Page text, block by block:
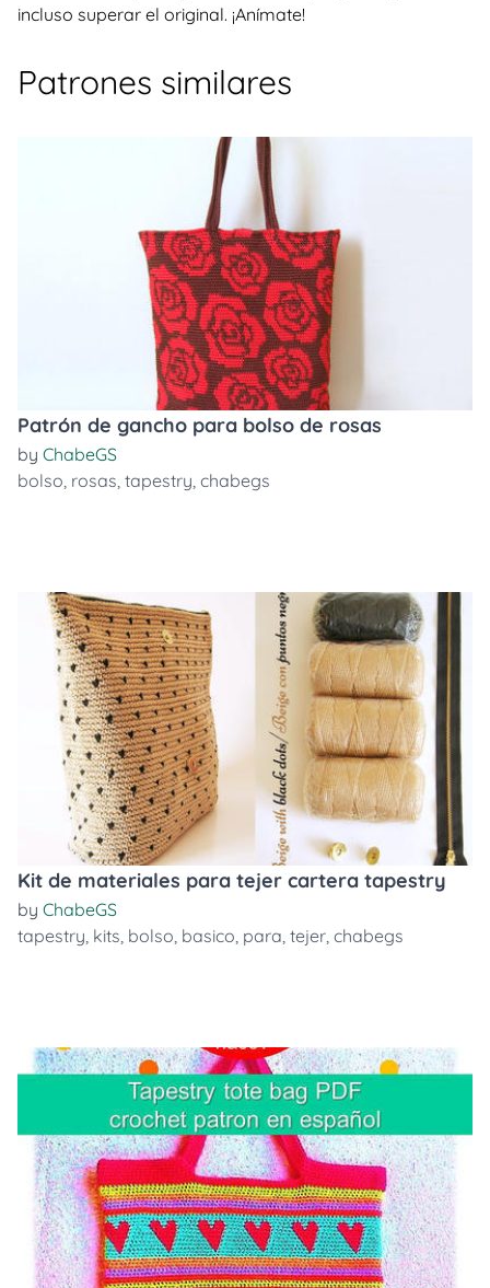
incluso superar el original. ¡Anímate!
Patrones similares
Patrón de gancho para bolso de rosas
by ChabeGS
bolso, rosas, tapestry, chabegs
Kit de materiales para tejer cartera tapestry
by ChabeGS
tapestry, kits, bolso, basico, para, tejer, chabegs